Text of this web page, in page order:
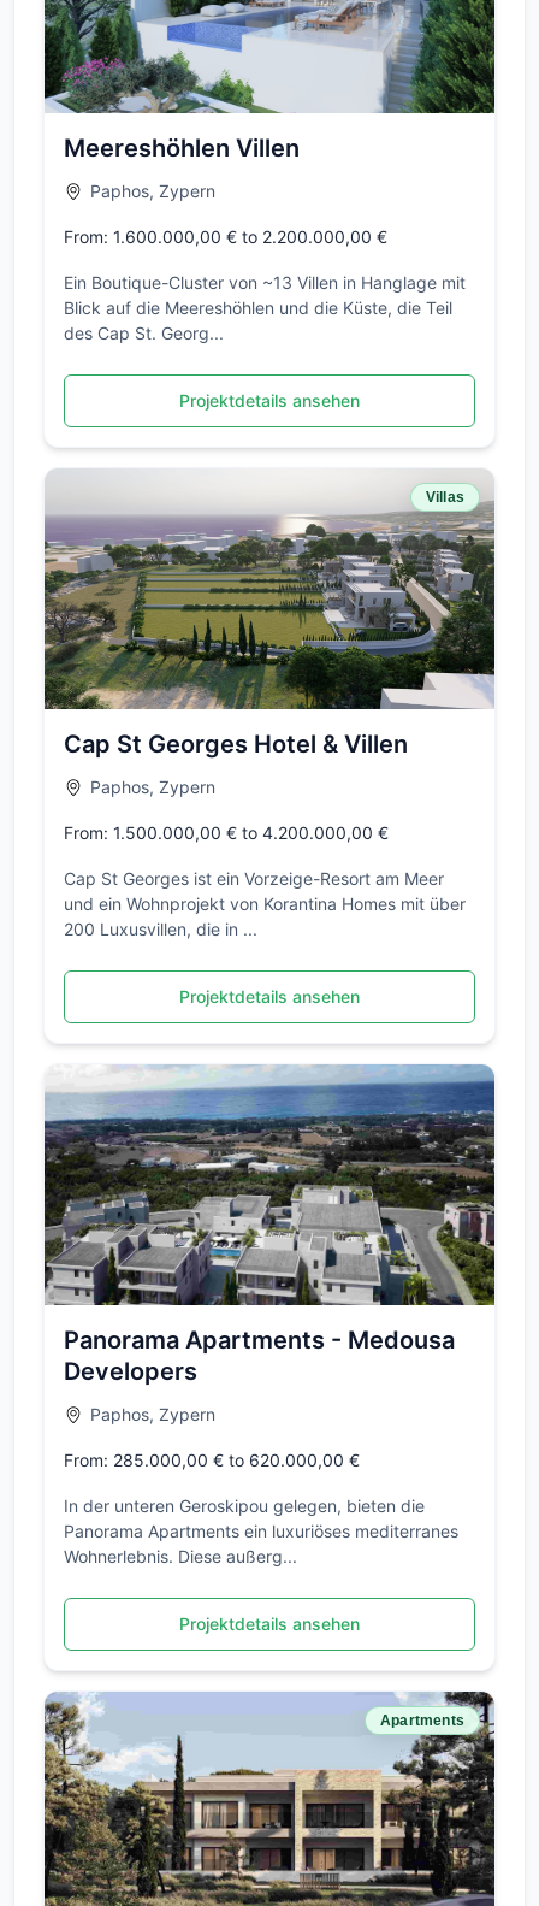
Meereshöhlen Villen
Paphos, Zypern
From: 1.600.000,00 € to 2.200.000,00 €
Ein Boutique-Cluster von ~13 Villen in Hanglage mit
Blick auf die Meereshöhlen und die Küste, die Teil
des Cap St. Georg...
Projektdetails ansehen
Villas
Cap St Georges Hotel & Villen
Paphos, Zypern
From: 1.500.000,00 € to 4.200.000,00 €
Cap St Georges ist ein Vorzeige-Resort am Meer
und ein Wohnprojekt von Korantina Homes mit über
200 Luxusvillen, die in ...
Projektdetails ansehen
Panorama Apartments - Medousa
Developers
Paphos, Zypern
From: 285.000,00 € to 620.000,00 €
In der unteren Geroskipou gelegen, bieten die
Panorama Apartments ein luxuriöses mediterranes
Wohnerlebnis. Diese außerg...
Projektdetails ansehen
Apartments